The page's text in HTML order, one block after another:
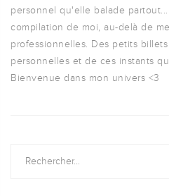
personnel qu'elle balade
compilation de moi, au-delà de
professionnelles. Des petits
personnelles et de ces instants
Bienvenue dans mon univers <3